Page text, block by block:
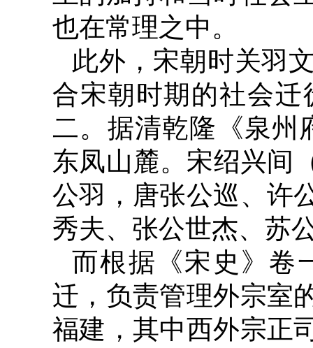
也在常理之中。
此外，宋朝时关羽
合宋朝时期的社会
二。据清乾隆《泉州
东凤山麓。宋绍兴间
公羽，唐张公巡、许
秀夫、张公世杰、苏
而根据《宋史》卷
迁，负责管理外宗室
福建，其中西外宗正